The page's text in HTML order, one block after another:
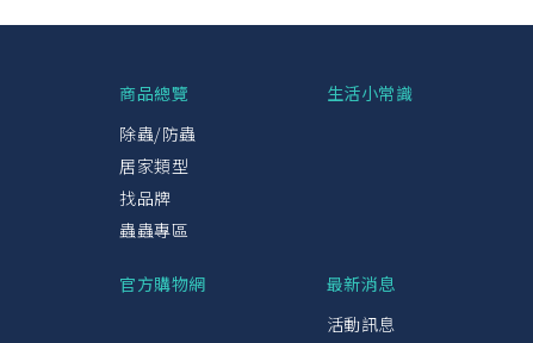
商品總覽
除蟲/防蟲
居家類型
找品牌
蟲蟲專區
生活小常識
官方購物網
最新消息
活動訊息